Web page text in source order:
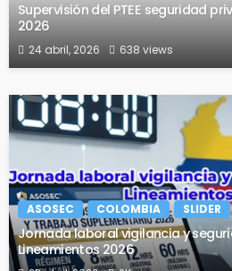
Supervisión del PTEE seguridad
2026
24 abril, 2026 638 views
ASOSEC COLOMBIA SLIDER
Jornada laboral vigilancia y
Lineamientos 2026